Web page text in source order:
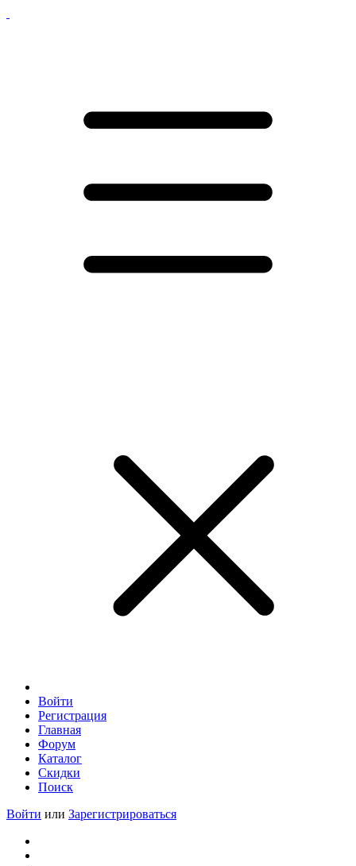
Войти
Регистрация
Главная
Форум
Каталог
Скидки
Поиск
Войти или Зарегистрироваться